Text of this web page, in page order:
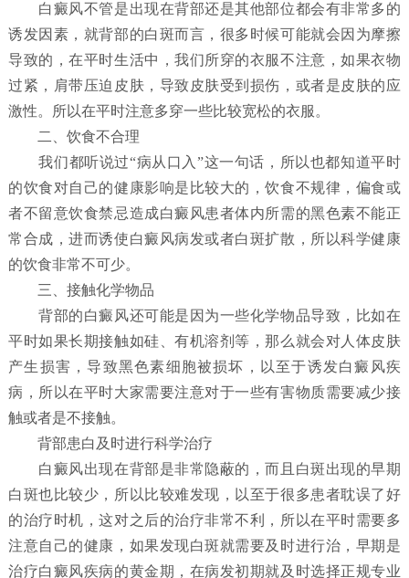
白癜风不管是出现在背部还是其他部位都会有非常多的
诱发因素，就背部的白斑而言，很多时候可能就会因为摩擦
导致的，在平时生活中，我们所穿的衣服不注意，如果衣物
过紧，肩带压迫皮肤，导致皮肤受到损伤，或者是皮肤的应
激性。所以在平时注意多穿一些比较宽松的衣服。
二、饮食不合理
我们都听说过“病从口入”这一句话，所以也都知道平时
的饮食对自己的健康影响是比较大的，饮食不规律，偏食或
者不留意饮食禁忌造成白癜风患者体内所需的黑色素不能正
常合成，进而诱使白癜风病发或者白斑扩散，所以科学健康
的饮食非常不可少。
三、接触化学物品
背部的白癜风还可能是因为一些化学物品导致，比如在
平时如果长期接触如硅、有机溶剂等，那么就会对人体皮肤
产生损害，导致黑色素细胞被损坏，以至于诱发白癜风疾
病，所以在平时大家需要注意对于一些有害物质需要减少接
触或者是不接触。
背部患白及时进行科学治疗
白癜风出现在背部是非常隐蔽的，而且白斑出现的早期
白斑也比较少，所以比较难发现，以至于很多患者耽误了好
的治疗时机，这对之后的治疗非常不利，所以在平时需要多
注意自己的健康，如果发现白斑就需要及时进行治，早期是
治疗白癜风疾病的黄金期，在病发初期就及时选择正规专业